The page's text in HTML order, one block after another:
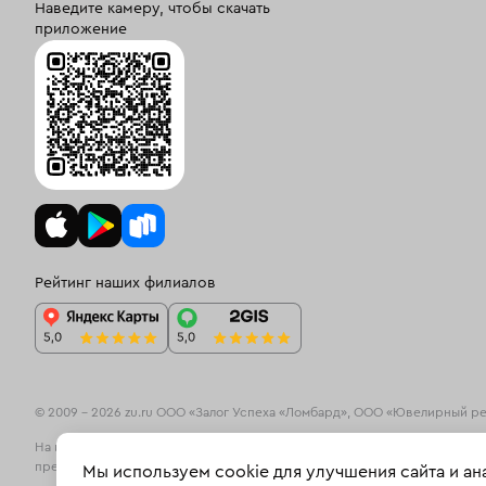
Наведите камеру, чтобы скачать
приложение
Рейтинг наших филиалов
© 2009 – 2026 zu.ru ООО «Залог Успеха «Ломбард», ООО «Ювелирный
На информационном ресурсе zu.ru применяются
предпочтениям пользователей сети «Интернет», находящихся на
Мы используем cookie для улучшения сайта и